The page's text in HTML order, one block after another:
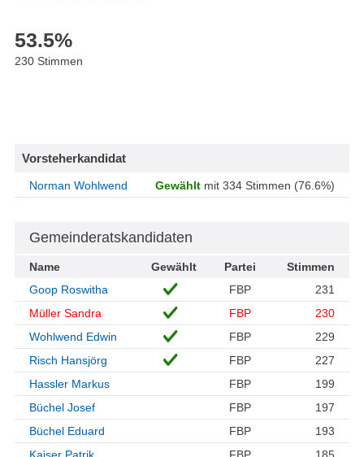
53.5%
230 Stimmen
Vorsteherkandidat
Norman Wohlwend Gewählt mit 334 Stimmen (76.6%)
Gemeinderatskandidaten
Name Gewählt Partei
Stimmen
Goop Roswitha
FBP
231
Müller Sandra
FBP
230
Wohlwend Edwin
FBP
229
Risch Hansjörg
FBP
227
Hassler Markus
FBP
199
Büchel Josef
FBP
197
Büchel Eduard
FBP
193